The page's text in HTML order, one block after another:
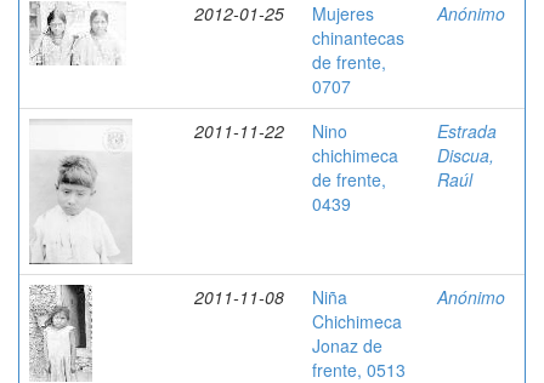
2012-01-25
Mujeres
chinantecas
de frente,
0707
Anónimo
2011-11-22
Nino
chichimeca
de frente,
0439
Estrada
Discua,
Raúl
2011-11-08
Niña
Chichimeca
Jonaz de
frente, 0513
Anónimo